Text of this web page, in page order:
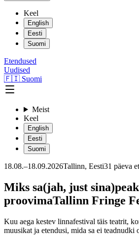
Keel
English
Eesti
Suomi
Etendused
Uudised
🇫🇮 Suomi
Meist
Keel
English
Eesti
Suomi
18.08.–18.09.2026Tallinn, Eesti31 päeva
Miks sa(jah, just sina)
proovimaTallinn Fringe
Kuu aega kestev linnafestival täis teatrit,
muusikat ja etendusi, mida sa ei teadnudki